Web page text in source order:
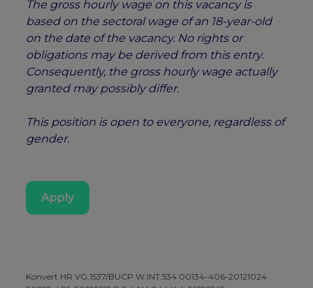
The gross hourly wage on this vacancy is
based on the sectoral wage of an 18-year-old
on the date of the vacancy. No rights or
obligations may be derived from this entry.
Consequently, the gross hourly wage actually
granted may possibly differ.
This position is open to everyone, regardless of
gender.
Apply
Konvert HR VG.1537/BUCP W.INT.534 00134-406-20121024